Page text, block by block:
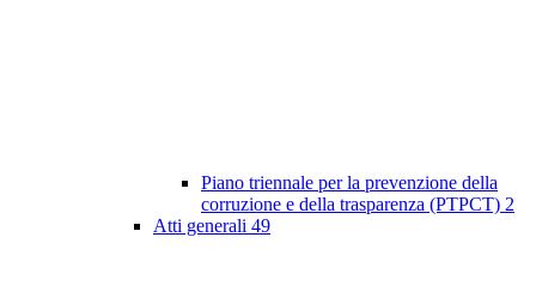
Piano triennale per la prevenzione della
corruzione e della trasparenza (PTPCT) 2
Atti generali 49